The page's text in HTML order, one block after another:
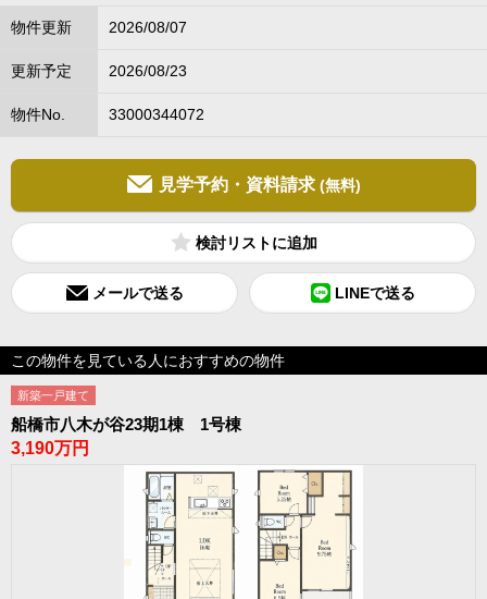
物件更新 2026/08/07
更新予定 2026/08/23
物件No. 33000344072
見学予約・資料請求 (無料)
検討リスト
メールで送る LINEで送る
この物件を見ている人におすすめの物件
新築一戸建て
船橋市八木が谷23期1棟 1号棟
3,190万円